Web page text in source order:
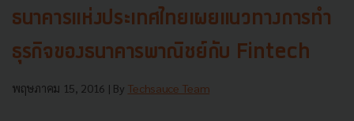
ธนาคารแห่งประเทศไทยเผยแนวทางการทำ
ธุรกิจของธนาคารพาณิชย์กับ Fintech
พฤษภาคม 15, 2016 | By Techsauce Team